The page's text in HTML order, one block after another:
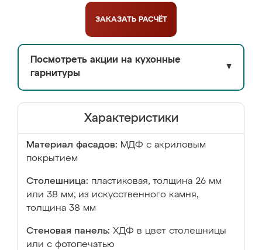
ЗАКАЗАТЬ РАСЧЁТ
Посмотреть акции на кухонные
гарнитуры
▼
Характеристики
Материал фасадов: МДФ с акриловым
покрытием
Столешница: пластиковая, толщина 26 мм
или 38 мм; из искусственного камня,
толщина 38 мм
Стеновая панель: ХДФ в цвет столешницы
или с фотопечатью